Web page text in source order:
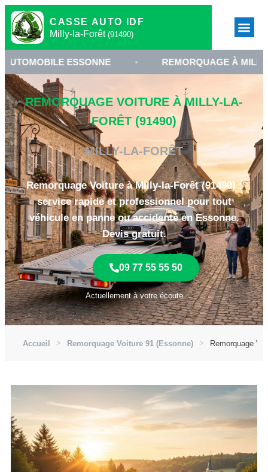
CASSE AUTO IDF
Milly-la-Forêt (91490)
ESSONNE • REMORQUAGE À MILLY-LA-FORÊT
REMORQUAGE VOITURE À MILLY-LA-
FORÊT (91490)
MILLY-LA-FORÊT
Remorquage Voiture à Milly-la-Forêt (91490) :
service rapide et professionnel pour tout
véhicule en panne ou accidenté en Essonne.
Devis gratuit.
09 77 55 55 50
Actuellement à votre écoute
Accueil Remorquage Voiture 91 (Essonne) Remorquage